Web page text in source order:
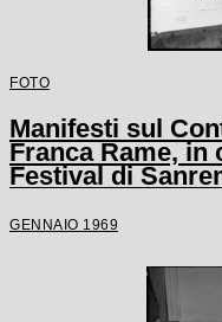
FOTO
Manifesti sul
Franca Rame, in
Festival di
GENNAIO 1969